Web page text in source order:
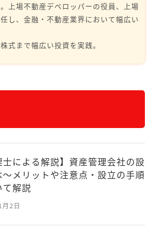
上場不動産デベロッパーの役員、上場
し、金融・不動産業界において幅広い
式まで幅広い投資を実践。
士による解説】資産管理会社の設
～メリットや注意点・設立の手順
て解説
2日